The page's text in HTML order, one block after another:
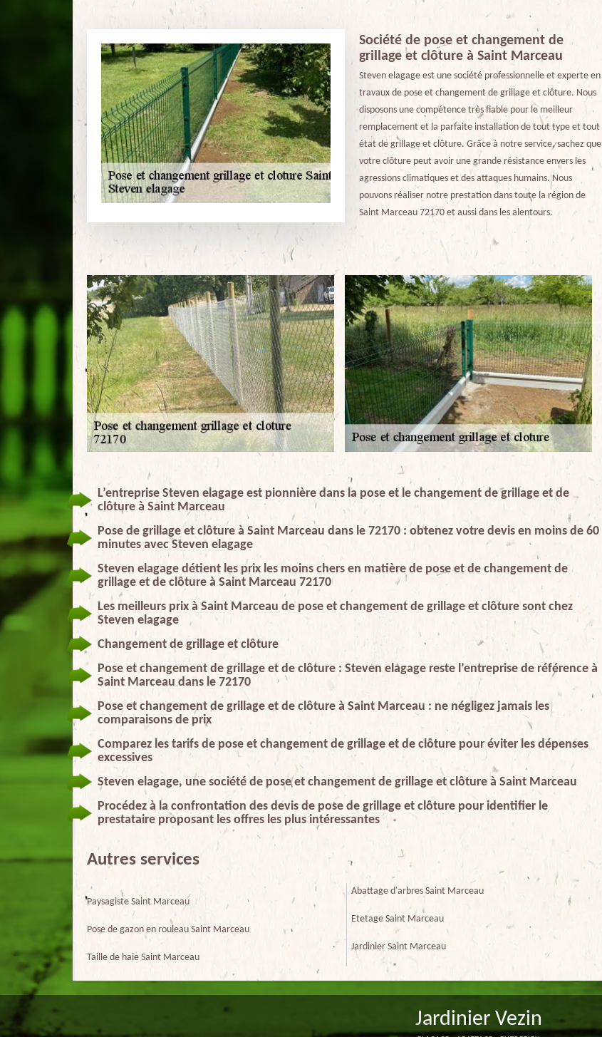
Société de pose et changement de
grillage et clôture à Saint Marceau
Steven elagage est une société professionnelle et experte en
travaux de pose et changement de grillage et clôture. Nous
disposons une compétence très fiable pour le meilleur
remplacement et la parfaite installation de tout type et tout
état de grillage et clôture. Grâce à notre service, sachez que
votre clôture peut avoir une grande résistance envers les
agressions climatiques et des attaques humains. Nous
pouvons réaliser notre prestation dans toute la région de
Saint Marceau 72170 et aussi dans les alentours.
L’entreprise Steven elagage est pionnière dans la pose et le changement de grillage et de
clôture à Saint Marceau
Pose de grillage et clôture à Saint Marceau dans le 72170 : obtenez votre devis en moins de 60
minutes avec Steven elagage
Steven elagage détient les prix les moins chers en matière de pose et de changement de
grillage et de clôture à Saint Marceau 72170
Les meilleurs prix à Saint Marceau de pose et changement de grillage et clôture sont chez
Steven elagage
Changement de grillage et clôture
Pose et changement de grillage et de clôture : Steven elagage reste l’entreprise de référence à
Saint Marceau dans le 72170
Pose et changement de grillage et de clôture à Saint Marceau : ne négligez jamais les
comparaisons de prix
Comparez les tarifs de pose et changement de grillage et de clôture pour éviter les dépenses
excessives
Steven elagage, une société de pose et changement de grillage et clôture à Saint Marceau
Procédez à la confrontation des devis de pose de grillage et clôture pour identifier le
prestataire proposant les offres les plus intéressantes
Autres services
Paysagiste Saint Marceau
Pose de gazon en rouleau Saint Marceau
Taille de haie Saint Marceau
Abattage d'arbres Saint Marceau
Etetage Saint Marceau
Jardinier Saint Marceau
Jardinier Vezin